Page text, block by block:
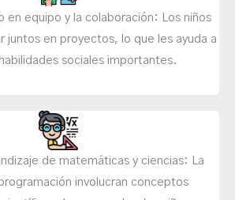
en equipo y la colaboración: Los niños
juntos en proyectos, lo que les ayuda a
sociales importantes.
de matemáticas y ciencias: La
involucran conceptos